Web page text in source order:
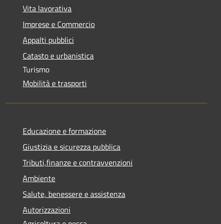
Vita lavorativa
Imprese e Commercio
Appalti pubblici
Catasto e urbanistica
Turismo
Mobilità e trasporti
Educazione e formazione
Giustizia e sicurezza pubblica
Tributi,finanze e contravvenzioni
Ambiente
Salute, benessere e assistenza
Autorizzazioni